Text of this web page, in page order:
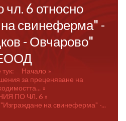
чл. 6 относно
свинеферма" -
- Овчарово"
Начало
за преценяване на
ПО ЧЛ. 6
на свинеферма" -...